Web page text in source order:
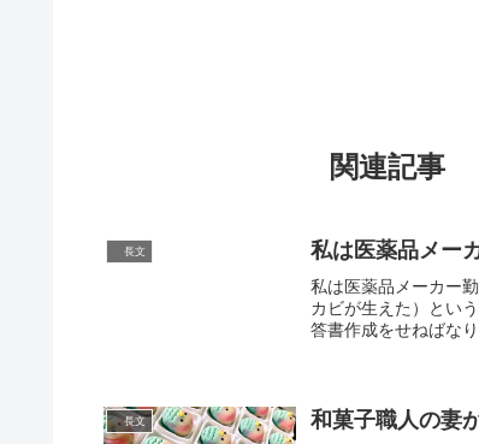
関連記事
長文 私は医薬品メー
私は医薬品メーカー
カビが生えた）とい
答書作成をせねばな
長文 和菓子職人の妻